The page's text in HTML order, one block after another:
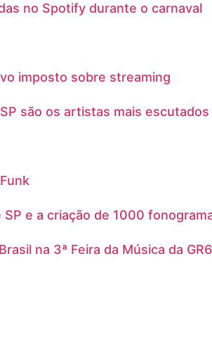
no Spotify durante o carnaval
imposto sobre streaming
são os artistas mais escutados
e a criação de 1000
na 3ª Feira da Música da GR6